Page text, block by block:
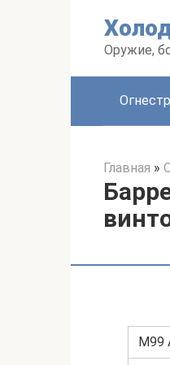
Оружие,
Главная »
M99